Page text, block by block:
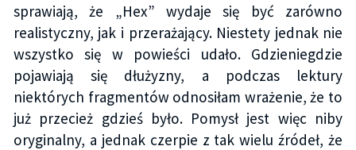
sprawiają, że „Hex” wydaje się być zarówno
realistyczny, jak i przerażający. Niestety jednak nie
wszystko się w powieści udało. Gdzieniegdzie
pojawiają się dłużyzny, a podczas lektury
niektórych fragmentów odnosiłam wrażenie, że to
już przecież gdzieś było. Pomysł jest więc niby
oryginalny, a jednak czerpie z tak wielu źródeł, że